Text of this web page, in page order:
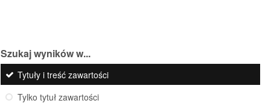
Szukaj wyników w...
Tytuły i treść zawartości
Tylko tytuł zawartości